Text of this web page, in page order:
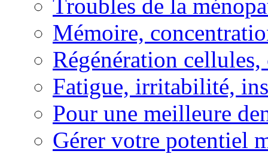
Troubles de la
Mémoire,
Régénération
Fatigue, irritabilité,
Pour une meilleure
Gérer votre potentiel